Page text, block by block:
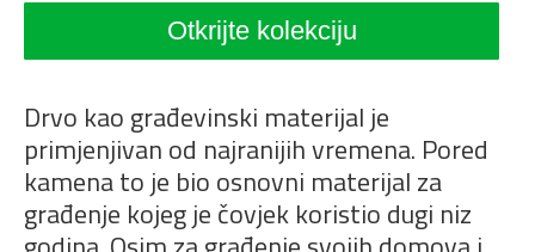
Otkrijte kolekciju
Drvo kao građevinski materijal je
primjenjivan od najranijih vremena. Pored
kamena to je bio osnovni materijal za
građenje kojeg je čovjek koristio dugi niz